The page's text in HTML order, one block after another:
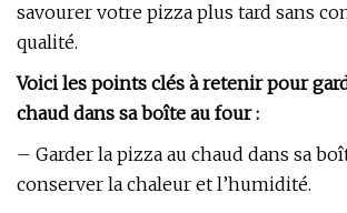
savourer votre pizza plus tard sans
qualité.
Voici les points clés à retenir pour
chaud dans sa boîte au four :
– Garder la pizza au chaud dans sa
conserver la chaleur et l’humidité.